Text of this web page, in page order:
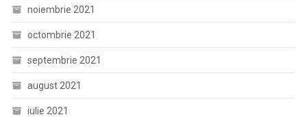
noiembrie 2021
octombrie 2021
septembrie 2021
august 2021
iulie 2021